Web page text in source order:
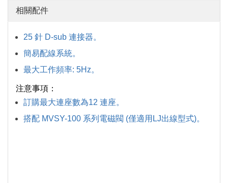
相關配件
25 針 D-sub 連接器。
簡易配線系統。
最大工作頻率: 5Hz。
注意事項：
訂購最大連座數為12 連座。
搭配 MVSY-100 系列電磁閥 (僅適用LJ出線型式)。